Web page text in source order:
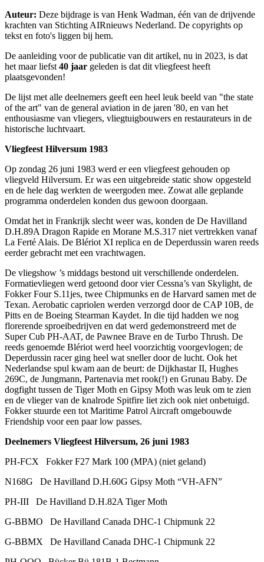
Auteur: Deze bijdrage is van Henk Wadman, één van de drijvende
krachten van Stichting AIRnieuws Nederland. De copyrights op
tekst en foto's liggen bij hem.
De aanleiding voor de publicatie van dit artikel, nu in 2023, is dat
het maar liefst 40 jaar geleden is dat dit vliegfeest heeft
plaatsgevonden!
De lijst met alle deelnemers geeft een heel leuk beeld van "the state
of the art" van de general aviation in de jaren '80, en van het
enthousiasme van vliegers, vliegtuigbouwers en restaurateurs in de
historische luchtvaart.
Vliegfeest Hilversum 1983
Op zondag 26 juni 1983 werd er een vliegfeest gehouden op
vliegveld Hilversum. Er was een uitgebreide static show opgesteld
en de hele dag werkten de weergoden mee. Zowat alle geplande
programma onderdelen konden dus gewoon doorgaan.
Omdat het in Frankrijk slecht weer was, konden de De Havilland
D.H.89A Dragon Rapide en Morane M.S.317 niet vertrekken vanaf
La Ferté Alais. De Blériot XI replica en de Deperdussin waren reeds
eerder gebracht met een vrachtwagen.
De vliegshow ’s middags bestond uit verschillende onderdelen.
Formatievliegen werd getoond door vier Cessna’s van Skylight, de
Fokker Four S.11jes, twee Chipmunks en de Harvard samen met de
Texan. Aerobatic capriolen werden verzorgd door de CAP 10B, de
Pitts en de Boeing Stearman Kaydet. In die tijd hadden we nog
florerende sproeibedrijven en dat werd gedemonstreerd met de
Super Cub PH-AAT, de Pawnee Brave en de Turbo Thrush. De
reeds genoemde Blériot werd heel voorzichtig voorgevlogen; de
Deperdussin racer ging heel wat sneller door de lucht. Ook het
Nederlandse spul kwam aan de beurt: de Dijkhastar II, Hughes
269C, de Jungmann, Partenavia met rook(!) en Grunau Baby. De
dogfight tussen de Tiger Moth en Gipsy Moth was leuk om te zien
en de vlieger van de knalrode Spitfire liet zich ook niet onbetuigd.
Fokker stuurde een tot Maritime Patrol Aircraft omgebouwde
Friendship voor een paar low passes.
Deelnemers Vliegfeest Hilversum, 26 juni 1983
PH-FCX Fokker F27 Mark 100 (MPA) (niet geland)
N168G De Havilland D.H.60G Gipsy Moth “VH-AFN”
PH-III De Havilland D.H.82A Tiger Moth
G-BBMO De Havilland Canada DHC-1 Chipmunk 22
G-BBMX De Havilland Canada DHC-1 Chipmunk 22